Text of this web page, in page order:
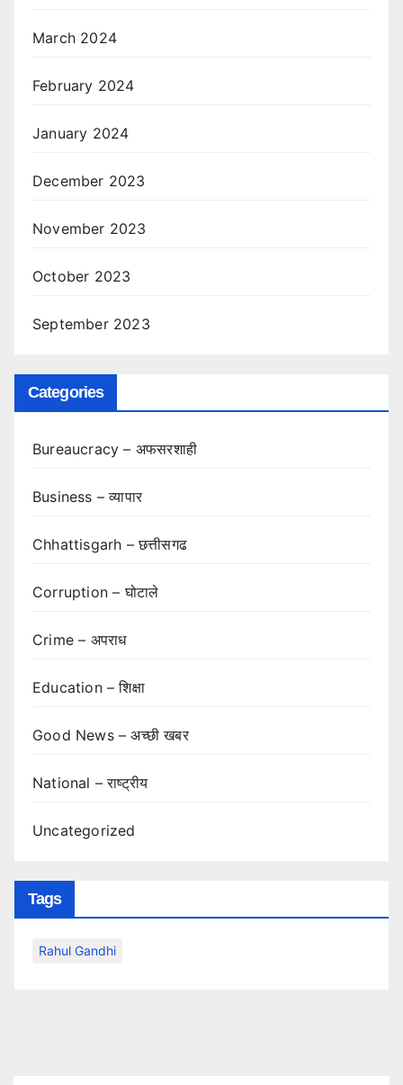
March 2024
February 2024
January 2024
December 2023
November 2023
October 2023
September 2023
Categories
Bureaucracy – अफसरशाही
Business – व्यापार
Chhattisgarh – छत्तीसगढ
Corruption – घोटाले
Crime – अपराध
Education – शिक्षा
Good News – अच्छी खबर
National – राष्ट्रीय
Uncategorized
Tags
Rahul Gandhi